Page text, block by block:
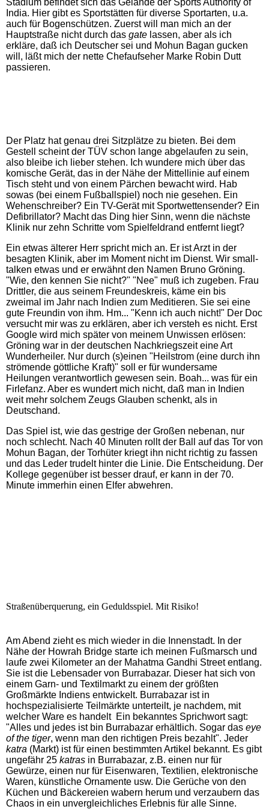
Stadium befindet sich das Gelände der Sports Authority of
India. Hier gibt es Sportstätten für diverse Sportarten, u.a.
auch für Bogenschützen. Zuerst will man mich an der
Hauptstraße nicht durch das gate lassen, aber als ich
erkläre, daß ich Deutscher sei und Mohun Bagan gucken
will, läßt mich der nette Chefaufseher Marke Robin Dutt
passieren.
Der Platz hat genau drei Sitzplätze zu bieten. Bei dem
Gestell scheint der TÜV schon lange abgelaufen zu sein,
also bleibe ich lieber stehen. Ich wundere mich über das
komische Gerät, das in der Nähe der Mittellinie auf einem
Tisch steht und von einem Pärchen bewacht wird. Hab
sowas (bei einem Fußballspiel) noch nie gesehen. Ein
Wehenschreiber? Ein TV-Gerät mit Sportwettensender? Ein
Defibrillator? Macht das Ding hier Sinn, wenn die nächste
Klinik nur zehn Schritte vom Spielfeldrand entfernt liegt?
Ein etwas älterer Herr spricht mich an. Er ist Arzt in der
besagten Klinik, aber im Moment nicht im Dienst. Wir small-
talken etwas und er erwähnt den Namen Bruno Gröning.
"Wie, den kennen Sie nicht?" "Nee" muß ich zugeben. Frau
Drittler, die aus seinem Freundeskreis, käme ein bis
zweimal im Jahr nach Indien zum Meditieren. Sie sei eine
gute Freundin von ihm. Hm... "Kenn ich auch nicht!" Der Doc
versucht mir was zu erklären, aber ich versteh es nicht. Erst
Google wird mich später von meinem Unwissen erlösen:
Gröning war in der deutschen Nachkriegszeit eine Art
Wunderheiler. Nur durch (s)einen "Heilstrom (eine durch ihn
strömende göttliche Kraft)" soll er für wundersame
Heilungen verantwortlich gewesen sein. Boah... was für ein
Firlefanz. Aber es wundert mich nicht, daß man in Indien
weit mehr solchem Zeugs Glauben schenkt, als in
Deutschand.
Das Spiel ist, wie das gestrige der Großen nebenan, nur
noch schlecht. Nach 40 Minuten rollt der Ball auf das Tor von
Mohun Bagan, der Torhüter kriegt ihn nicht richtig zu fassen
und das Leder trudelt hinter die Linie. Die Entscheidung. Der
Kollege gegenüber ist besser drauf, er kann in der 70.
Minute immerhin einen Elfer abwehren.
Straßenüberquerung, ein Geduldsspiel. Mit Risiko!
Am Abend zieht es mich wieder in die Innenstadt. In der
Nähe der Howrah Bridge starte ich meinen Fußmarsch und
laufe zwei Kilometer an der Mahatma Gandhi Street entlang.
Sie ist die Lebensader von Burrabazar. Dieser hat sich von
einem Garn- und Textilmarkt zu einem der größten
Großmärkte Indiens entwickelt. Burrabazar ist in
hochspezialisierte Teilmärkte unterteilt, je nachdem, mit
welcher Ware es handelt Ein bekanntes Sprichwort sagt:
"Alles und jedes ist bin Burrabazar erhältlich. Sogar das eye
of the tiger, wenn man den richtigen Preis bezahlt". Jeder
katra (Markt) ist für einen bestimmten Artikel bekannt. Es gibt
ungefähr 25 katras in Burrabazar, z.B. einen nur für
Gewürze, einen nur für Eisenwaren, Textilien, elektronische
Waren, künstliche Ornamente usw. Die Gerüche von den
Küchen und Bäckereien wabern herum und verzaubern das
Chaos in ein unvergleichliches Erlebnis für alle Sinne.